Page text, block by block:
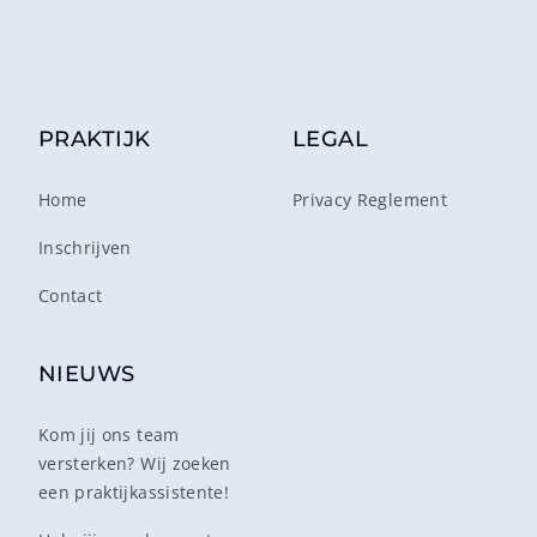
PRAKTIJK
Home
Inschrijven
Contact
NIEUWS
Kom jij ons team
versterken? Wij zoeken
een praktijkassistente!
LEGAL
Privacy Reglement